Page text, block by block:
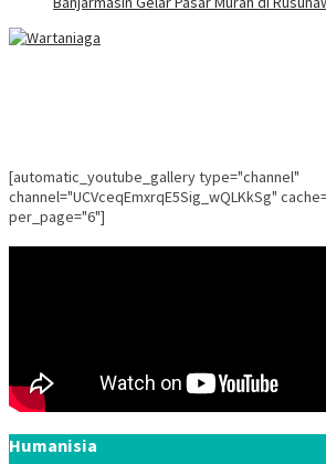
[automatic_youtube_gallery type="channel"
channel="UCVceqEmxrqE5Sig_wQLKkSg"
per_page="6"]
Humanisia